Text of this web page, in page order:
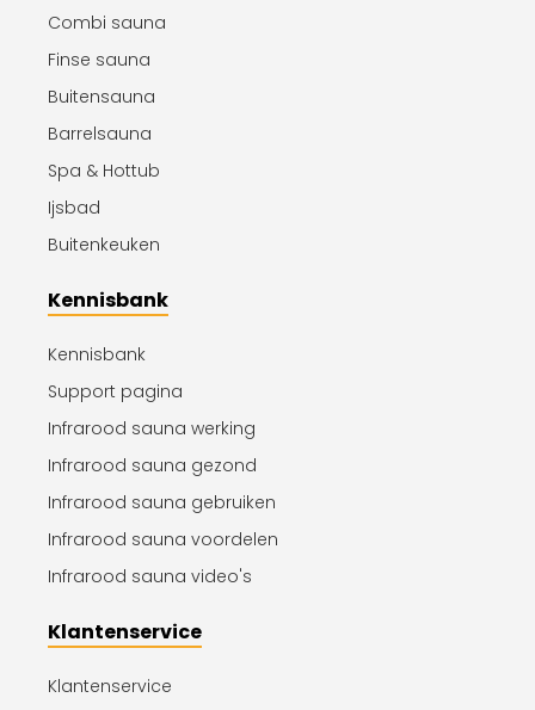
Combi sauna
Finse sauna
Buitensauna
Barrelsauna
Spa & Hottub
Ijsbad
Buitenkeuken
Kennisbank
Kennisbank
Support pagina
Infrarood sauna werking
Infrarood sauna gezond
Infrarood sauna gebruiken
Infrarood sauna voordelen
Infrarood sauna video's
Klantenservice
Klantenservice